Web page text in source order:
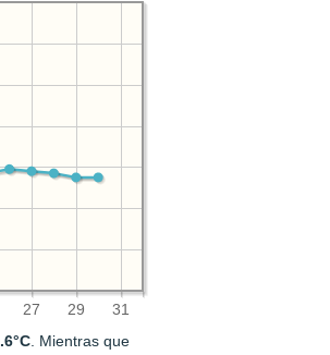
27 29 31
. Mientras que